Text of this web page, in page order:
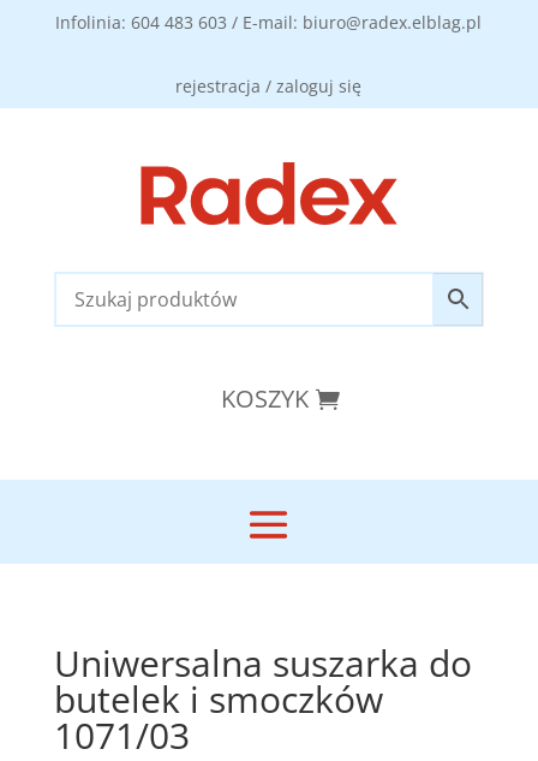
Infolinia: 604 483 603 / E-mail: biuro@radex.elblag.pl
rejestracja / zaloguj się
KOSZYK
Uniwersalna suszarka do
butelek i smoczków
1071/03